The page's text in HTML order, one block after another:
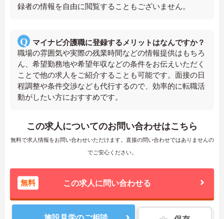
録者の情報を自由に閲覧することもございません。
マイナビ介護職に登録するメリットはなんですか？
職場の雰囲気や実際の残業時間などの情報提供はもちろ
ん、希望勤務地や希望年収などの条件をお伝えいただく
ことで他の求人をご紹介することも可能です。面接の日
程調整や条件交渉なども代行するので、効率的に転職活
動がしたい方におすすめです。
この求人についてのお問い合わせはこちら
無料で求人情報をお問い合わせいただけます。直接の問い合わせではありませんの
でご安心ください。
無料 この求人に問い合わせる